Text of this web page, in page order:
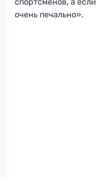
спортсменов, а
очень печально».